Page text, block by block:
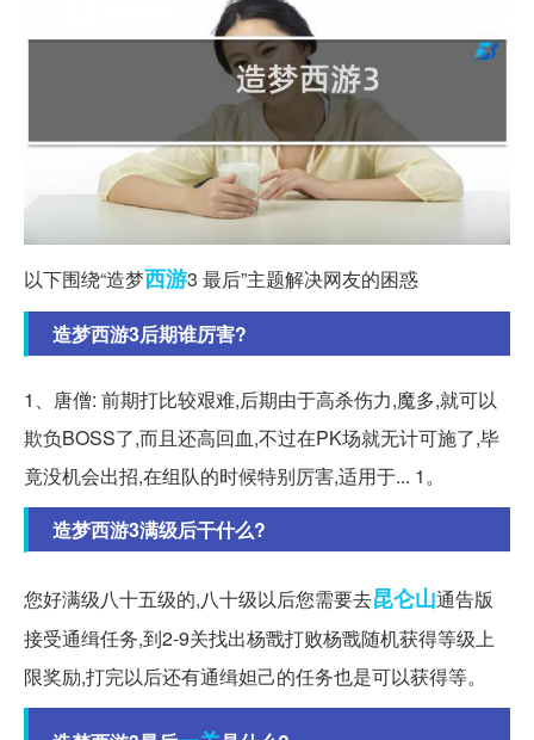
以下围绕“造梦西游3 最后”主题解决网友的困惑
造梦西游3后期谁厉害?
1、唐僧: 前期打比较艰难,后期由于高杀伤力,魔多,就可以
欺负BOSS了,而且还高回血,不过在PK场就无计可施了,毕
竟没机会出招,在组队的时候特别厉害,适用于... 1。
造梦西游3满级后干什么?
您好满级八十五级的,八十级以后您需要去昆仑山通告版
接受通缉任务,到2-9关找出杨戬打败杨戬随机获得等级上
限奖励,打完以后还有通缉妲己的任务也是可以获得等。